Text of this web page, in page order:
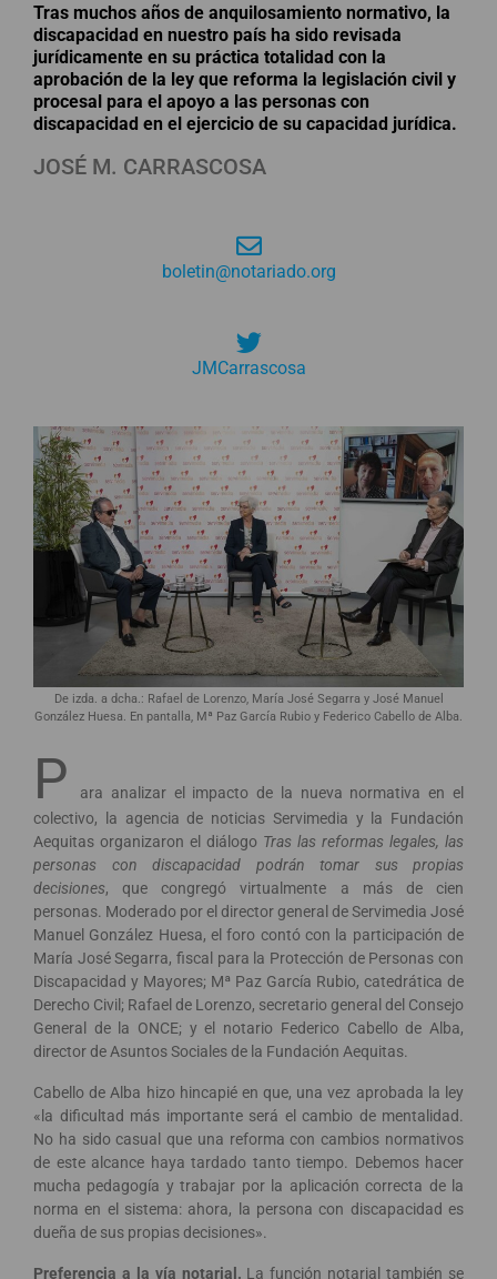
Tras muchos años de anquilosamiento normativo, la
discapacidad en nuestro país ha sido revisada
jurídicamente en su práctica totalidad con la
aprobación de la ley que reforma la legislación civil y
procesal para el apoyo a las personas con
discapacidad en el ejercicio de su capacidad jurídica.
JOSÉ M. CARRASCOSA
boletin@notariado.org
JMCarrascosa
De izda. a dcha.: Rafael de Lorenzo, María José Segarra y José Manuel
González Huesa. En pantalla, Mª Paz García Rubio y Federico Cabello de Alba.
P
ara analizar el impacto de la nueva normativa en el
colectivo, la agencia de noticias Servimedia y la Fundación
Aequitas organizaron el diálogo Tras las reformas legales, las
personas con discapacidad podrán tomar sus propias
decisiones, que congregó virtualmente a más de cien
personas. Moderado por el director general de Servimedia José
Manuel González Huesa, el foro contó con la participación de
María José Segarra, fiscal para la Protección de Personas con
Discapacidad y Mayores; Mª Paz García Rubio, catedrática de
Derecho Civil; Rafael de Lorenzo, secretario general del Consejo
General de la ONCE; y el notario Federico Cabello de Alba,
director de Asuntos Sociales de la Fundación Aequitas.
Cabello de Alba hizo hincapié en que, una vez aprobada la ley
«la dificultad más importante será el cambio de mentalidad.
No ha sido casual que una reforma con cambios normativos
de este alcance haya tardado tanto tiempo. Debemos hacer
mucha pedagogía y trabajar por la aplicación correcta de la
norma en el sistema: ahora, la persona con discapacidad es
dueña de sus propias decisiones».
Preferencia a la vía notarial. La función notarial también se